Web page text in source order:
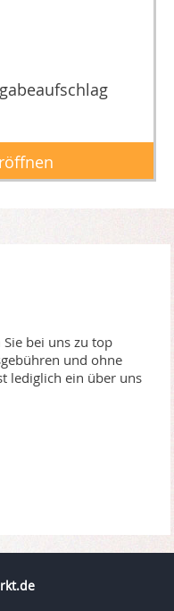
bei uns zu top
und ohne
lediglich ein über uns